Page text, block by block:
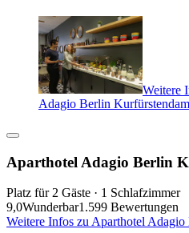
Weitere
Adagio Berlin
Aparthotel Adagio Berlin
Platz für 2 Gäste · 1 Schlafzimmer
9,0Wunderbar1.599 Bewertungen
Weitere Infos zu Aparthotel